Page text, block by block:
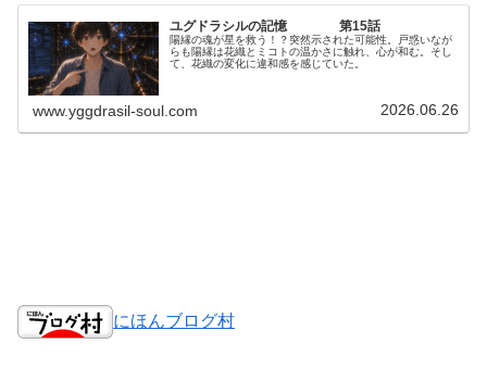
ユグドラシルの記憶 第15話
陽縁の魂が星を救う！？突然示された可能性。戸惑いなが
らも陽縁は花織とミコトの温かさに触れ、心が和む。そし
て、花織の変化に違和感を感じていた。
www.yggdrasil-soul.com 2026.06.26
にほんブログ村